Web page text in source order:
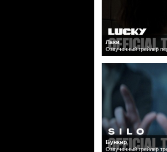
Лаки
Озвученный трейлер
Бункер
Озвученный трейлер